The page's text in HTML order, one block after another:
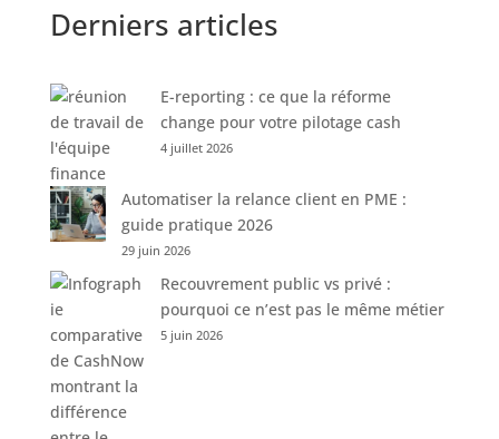
Derniers articles
E-reporting : ce que la réforme
change pour votre pilotage cash
4 juillet 2026
Automatiser la relance client en PME :
guide pratique 2026
29 juin 2026
Recouvrement public vs privé :
pourquoi ce n’est pas le même métier
5 juin 2026